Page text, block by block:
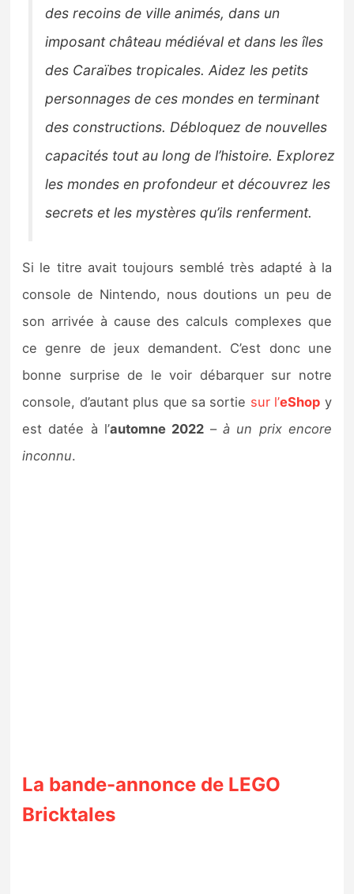
des recoins de ville animés, dans un
imposant château médiéval et dans les îles
des Caraïbes tropicales. Aidez les petits
personnages de ces mondes en terminant
des constructions. Débloquez de nouvelles
capacités tout au long de l’histoire. Explorez
les mondes en profondeur et découvrez les
secrets et les mystères qu’ils renferment.
Si le titre avait toujours semblé très adapté à la
console de Nintendo, nous doutions un peu de
son arrivée à cause des calculs complexes que
ce genre de jeux demandent. C’est donc une
bonne surprise de le voir débarquer sur notre
console, d’autant plus que sa sortie sur l’eShop y
est datée à l’automne 2022–à un prix encore
inconnu.
La bande-annonce de LEGO
Bricktales